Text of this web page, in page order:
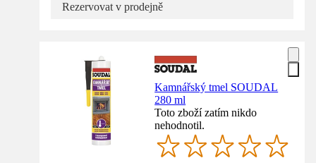
Rezervovat v prodejně
Kamnářský tmel SOUDAL
280 ml
Toto zboží zatím nikdo
nehodnotil.